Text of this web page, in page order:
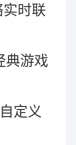
时联
典游戏
定义